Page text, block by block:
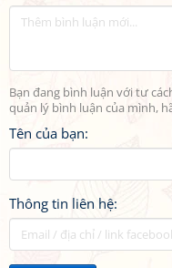
Bạn đang bình luận với tư
quản lý bình luận của mình,
Tên của bạn:
Thông tin liên hệ: